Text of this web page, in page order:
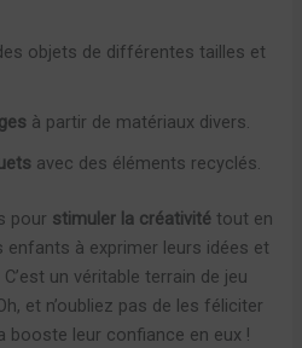
objets de différentes tailles et
à partir de matériaux divers.
avec des éléments recyclés.
pour stimuler la créativité tout en
enfants à exprimer leurs idées et
un véritable terrain de jeu
et n’oubliez pas de les féliciter
booste leur confiance en eux !